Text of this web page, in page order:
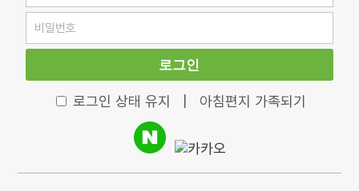
로그인
로그인 상태 유지 아침편지 가족되기